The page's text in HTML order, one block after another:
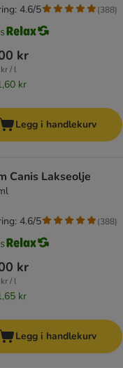
kr
/ l
kr
4.6/5 (388)
Legg i handlekurv
Canis Lakseolje
kr
/ l
kr
4.6/5 (388)
Legg i handlekurv